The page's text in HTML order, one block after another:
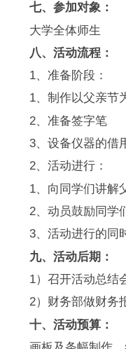
七、参加对象：
大学全体师生
八、活动流程：
1、准备阶段：
1、制作以父亲节为
2、准备签字笔
3、设备仪器的借
2、活动进行：
1、向同学们讲解父
2、动员鼓励同学们
3、活动进行的同时
九、活动后期：
1）召开活动总结会
2）财务部做财务报
十、活动预算：